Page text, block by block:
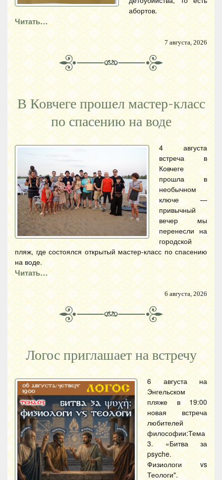
абортов.
Читать…
7 августа, 2026
В Ковчеге прошел мастер-класс
по спасению на воде
4 августа
встреча в
Ковчеге
прошла в
необычном
ключе —
привычный
вечер мы
перенесли на
городской
пляж, где состоялся открытый мастер-класс по спасению
на воде.
Читать…
6 августа, 2026
Логос приглашает на встречу
6 августа на
Энгельском
пляже в 19:00
новая встреча
любителей
философии:Тема
3. «Битва за
psyche.
Физиологи vs
Теологи".